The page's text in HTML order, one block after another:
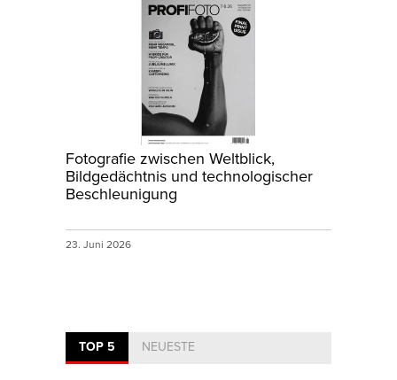
Fotografie zwischen Weltblick,
Bildgedächtnis und technologischer
Beschleunigung
23. Juni 2026
TOP 5 NEUESTE